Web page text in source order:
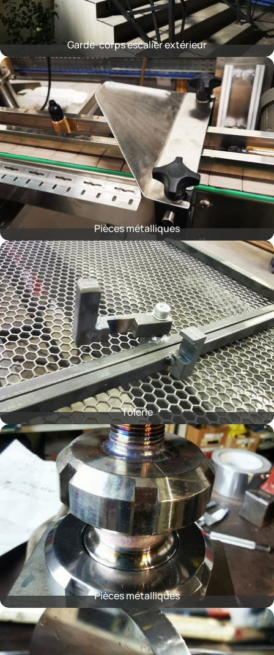
Garde-corps escalier extérieur
Pièces métalliques
Tôlerie
Pièces métalliques